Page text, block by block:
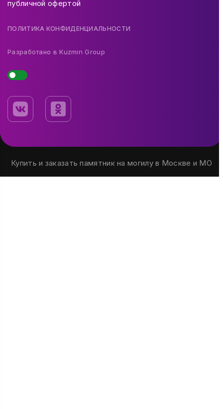
публичной офертой
ПОЛИТИКА КОНФИДЕНЦИАЛЬНОСТИ
Разработано вKuzmin Group
Купить и заказать памятник на могилу в Москве и МО